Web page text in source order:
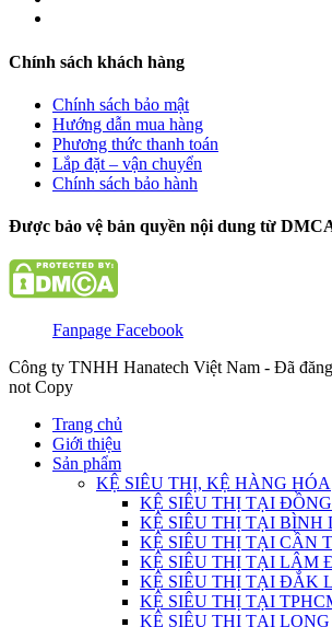
Chính sách khách hàng
Chính sách bảo mật
Hướng dẫn mua hàng
Phương thức thanh toán
Lắp đặt – vận chuyển
Chính sách bảo hành
Được bảo vệ bản quyền nội dung từ
Fanpage Facebook
Công ty TNHH Hanatech Việt Nam - Đã
not Copy
Trang chủ
Giới thiệu
Sản phẩm
KỆ SIÊU THỊ, KỆ HÀNG HÓA
KỆ SIÊU THỊ TẠI
KỆ SIÊU THỊ TẠI BÌNH
KỆ SIÊU THỊ TẠI CẦN
KỆ SIÊU THỊ TẠI LÂM
KỆ SIÊU THỊ TẠI ĐẮK
KỆ SIÊU THỊ TẠI
KỆ SIÊU THỊ TẠI